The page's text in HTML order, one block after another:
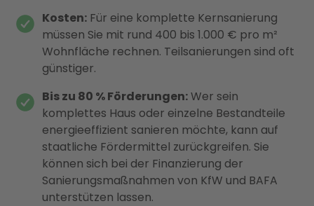
Kosten: Für eine komplette Kernsanierung
müssen Sie mit rund 400 bis 1.000 € pro m²
Wohnfläche rechnen. Teilsanierungen sind oft
günstiger.
Bis zu 80 % Förderungen:Wer sein
komplettes Haus oder einzelne Bestandteile
energieeffizient sanieren möchte, kann auf
staatliche Fördermittel zurückgreifen. Sie
können sich bei der Finanzierung der
Sanierungsmaßnahmen von KfW und BAFA
unterstützen lassen.